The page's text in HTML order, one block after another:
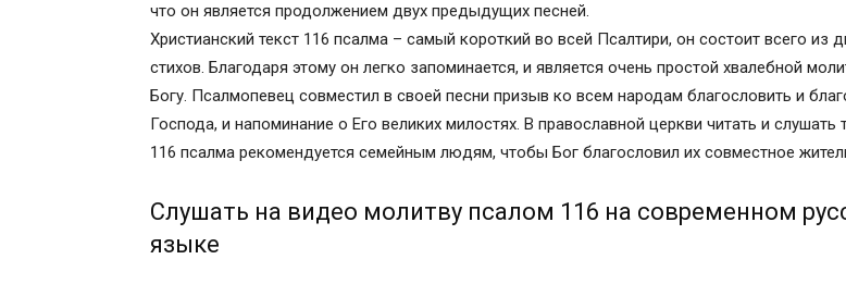
что он является продолжением двух предыдущих песней.
Христианский текст 116 псалма – самый короткий во всей Псалтири, он состоит всего из
стихов. Благодаря этому он легко запоминается, и является очень простой хвалебной
Богу. Псалмопевец совместил в своей песни призыв ко всем народам благословить и
Господа, и напоминание о Его великих милостях. В православной церкви читать и слушать
116 псалма рекомендуется семейным людям, чтобы Бог благословил их совместное
Слушать на видео молитву псалом 116 на современном
языке